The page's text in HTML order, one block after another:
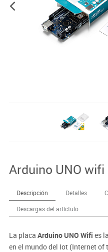
Arduino UNO wifi
Descripción Detalles
Descargas del artíctulo
La placa Arduino UNO Wifi es
en el mundo del Iot (Internet of